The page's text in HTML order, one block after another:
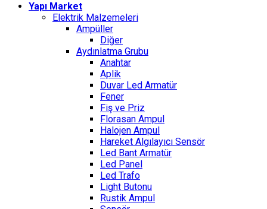
Yapı Market
Elektrik Malzemeleri
Ampüller
Diğer
Aydınlatma Grubu
Anahtar
Aplik
Duvar Led Armatür
Fener
Fiş ve Priz
Florasan Ampul
Halojen Ampul
Hareket Algılayıcı Sensör
Led Bant Armatür
Led Panel
Led Trafo
Light Butonu
Rustik Ampul